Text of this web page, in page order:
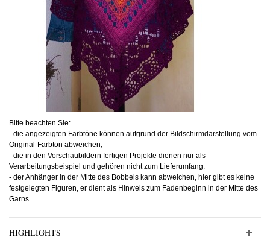
Bitte beachten Sie:
- die angezeigten Farbtöne können aufgrund der Bildschirmdarstellung vom
Original-Farbton abweichen,
- die in den Vorschaubildern fertigen Projekte dienen nur als
Verarbeitungsbeispiel und gehören nicht zum Lieferumfang.
- der Anhänger in der Mitte des Bobbels kann abweichen, hier gibt es keine
festgelegten Figuren, er dient als Hinweis zum Fadenbeginn in der Mitte des
Garns
HIGHLIGHTS